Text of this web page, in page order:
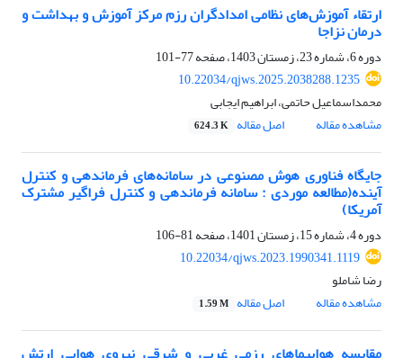
ارتقاء آموزش‌های نظامی امدادگران ‌رزم مرکز آموزش و بهداشت و
درمان نزاجا
دوره 6، شماره 23، زمستان 1403، صفحه
77-101
10.22034/qjws.2025.2038288.1235
محمداسماعیل حاتمی، ابراهیم ایجابی
مشاهده مقاله
اصل مقاله 624.3 K
جایگاه فناوری هوش مصنوعی در سامانه‌های فرماندهی و کنترل
آینده(مطالعه موردی : سامانه فرماندهی و کنترل فراگیر مشترک
آمریکا)
دوره 4، شماره 15، زمستان 1401، صفحه
81-106
10.22034/qjws.2023.1990341.1119
رضا شاملو
مشاهده مقاله
اصل مقاله 1.59 M